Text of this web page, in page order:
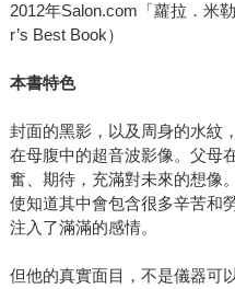
2012年Salon.com「蘿拉．米
r’s Best Book）
本書特色
封面的黑影，以及周身的水紋
在母腹中的超音波影像。父母
奮、期待，充滿對未來的想像
使知道其中會包含很多辛苦和
注入了滿滿的感情。
但他的真實面目，不是儀器可